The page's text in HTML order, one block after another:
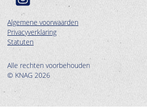
Algemene voorwaarden
Privacyverklaring
Statuten
Alle rechten voorbehouden
© KNAG 2026